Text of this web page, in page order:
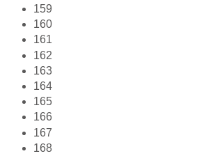
159
160
161
162
163
164
165
166
167
168